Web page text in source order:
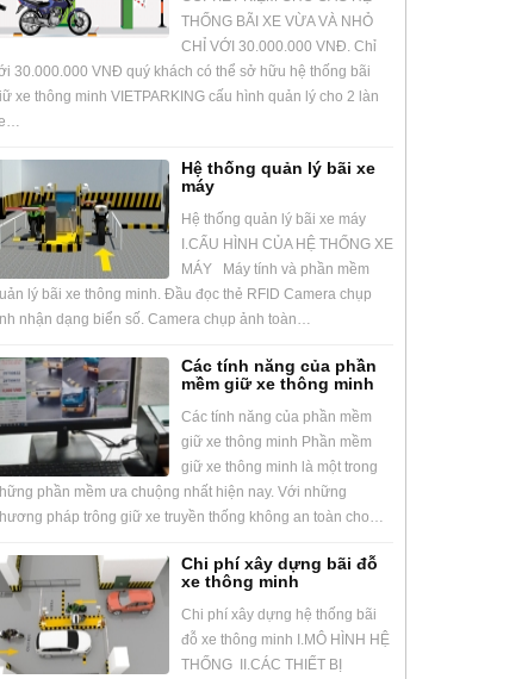
THỐNG BÃI XE VỪA VÀ NHỎ
CHỈ VỚI 30.000.000 VNĐ. Chỉ
30.000.000 VNĐ quý khách có thể sở hữu hệ thống bãi
xe thông minh VIETPARKING cấu hình quản lý cho 2 làn
Hệ thống quản lý bãi xe
máy
Hệ thống quản lý bãi xe máy
I.CẤU HÌNH CỦA HỆ THỐNG XE
MÁY Máy tính và phần mềm
lý bãi xe thông minh. Đầu đọc thẻ RFID Camera chụp
nhận dạng biển số. Camera chụp ảnh toàn…
Các tính năng của phần
mềm giữ xe thông minh
Các tính năng của phần mềm
giữ xe thông minh Phần mềm
giữ xe thông minh là một trong
phần mềm ưa chuộng nhất hiện nay. Với những
pháp trông giữ xe truyền thống không an toàn cho…
Chi phí xây dựng bãi đỗ
xe thông minh
Chi phí xây dựng hệ thống bãi
đỗ xe thông minh I.MÔ HÌNH HỆ
THỐNG II.CÁC THIẾT BỊ